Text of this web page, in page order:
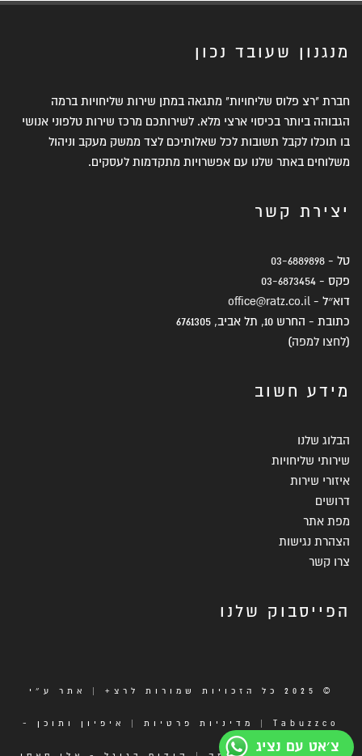
מנגנון שעובד נכון
חברת "רצ פלוס שליחויות" מתגאה במתן שירות שליחויות ברמה
הגבוהה ביותר בכיסוי ארצי מלא. לשירותכם מרכז שירות טלפוני אנושי
בו תוכלו לקבל תשובות לכל שאלותיכם לצד ממשק מעקב וניהול
משלוחים באתר שלנו עם אפשרויות מתקדמות לעסקים.
יצירת קשר
טל - 03-6889898
פקס - 03-6873454
דוא״ל - office@ratz.co.il
כתובת - החרש 10, תל אביב, 6761305
(לחצו למפה)
מידע חשוב
הבלוג שלנו
שירותי שליחויות
איזורי שירות
דרושים
מפת אתר
הצהרת נגישות
צרו קשר
הפייסבוק שלנו
© 2025 כל הזכויות שמורות לרצ+ | אתר ע״י
Tabuzzco
| מדיניות פרטיות | איפיון ותוכן -
צ׳אט עם נציג